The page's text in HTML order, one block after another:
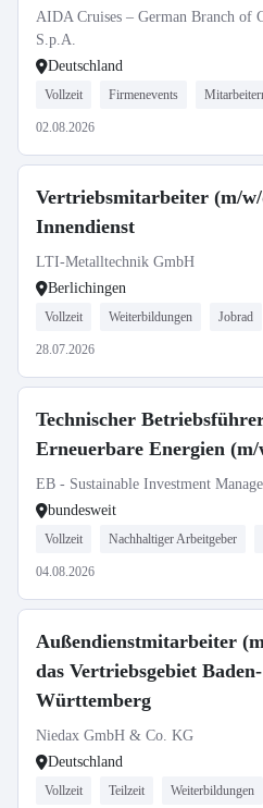
AIDA Cruises – German Branch of
S.p.A.
Deutschland
Vollzeit Firmenevents
02.08.2026
Vertriebsmitarbeiter (m/
Innendienst
LTI-Metalltechnik GmbH
Berlichingen
Vollzeit Weiterbildungen Jobrad
28.07.2026
Technischer
Erneuerbare Energien
EB - Sustainable Investment
bundesweit
Vollzeit Nachhaltiger Arbeitgeber
04.08.2026
Außendienstmitarbeiter
das Vertriebsgebiet Baden-
Württemberg
Niedax GmbH & Co. KG
Deutschland
Vollzeit Teilzeit Weiterbildungen